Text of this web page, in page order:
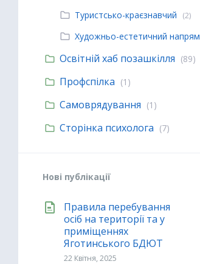
Туристсько-краєзнавчий (2)
Художньо-естетичний напрям
Освітній хаб позашкілля (89)
Профспілка (1)
Самоврядування (1)
Сторінка психолога (7)
Нові публікації
Правила перебування
осіб на території та у
приміщеннях
Яготинського БДЮТ
22 Квітня, 2025